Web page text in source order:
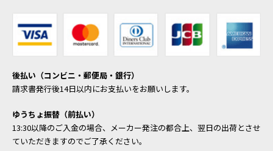
後払い（コンビニ・郵便局・銀行）
請求書発行後14日以内にお支払いをお願いします。
ゆうちょ振替（前払い）
13:30以降のご入金の場合、メーカー発注の都合上、翌日の出荷とさせ
ていただきますのでご了承ください。